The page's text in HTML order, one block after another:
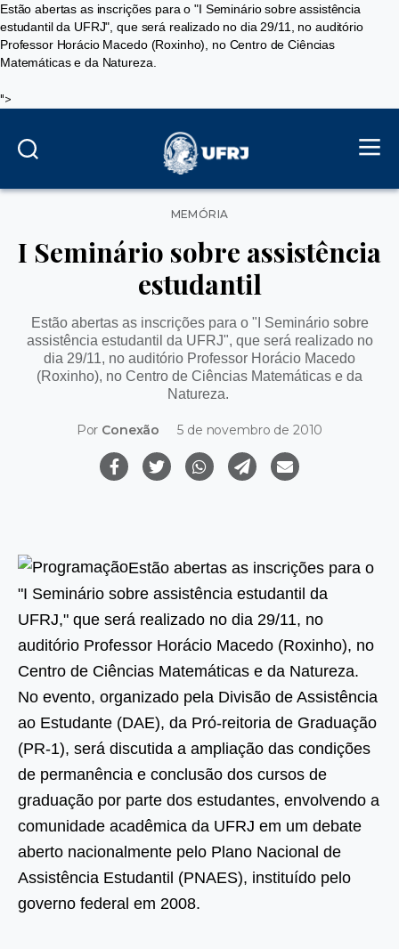
Estão abertas as inscrições para o "I Seminário sobre assistência
estudantil da UFRJ", que será realizado no dia 29/11, no auditório
Professor Horácio Macedo (Roxinho), no Centro de Ciências
Matemáticas e da Natureza.
">
Categorias
MEMÓRIA
I Seminário sobre assistência
estudantil
Estão abertas as inscrições para o "I Seminário sobre
assistência estudantil da UFRJ", que será realizado no
dia 29/11, no auditório Professor Horácio Macedo
(Roxinho), no Centro de Ciências Matemáticas e da
Natureza.
Por Conexão 5 de novembro de 2010
Estão abertas as inscrições para o
"I Seminário sobre assistência estudantil da
UFRJ," que será realizado no dia 29/11, no
auditório Professor Horácio Macedo (Roxinho), no
Centro de Ciências Matemáticas e da Natureza.
No evento, organizado pela Divisão de Assistência
ao Estudante (DAE), da Pró-reitoria de Graduação
(PR-1), será discutida a ampliação das condições
de permanência e conclusão dos cursos de
graduação por parte dos estudantes, envolvendo a
comunidade acadêmica da UFRJ em um debate
aberto nacionalmente pelo Plano Nacional de
Assistência Estudantil (PNAES), instituído pelo
governo federal em 2008.